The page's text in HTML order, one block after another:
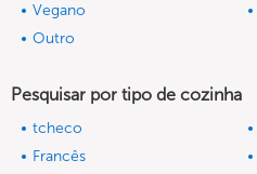
Vegano
Outro
Pesquisar por tipo de cozinha
tcheco
Francês